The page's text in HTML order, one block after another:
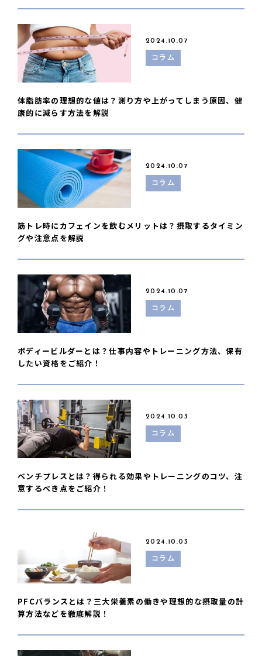
2024.10.07
コラム
体脂肪率の理想的な値は？測り方や上がってしまう原因、健
康的に減らす方法を解説
2024.10.07
コラム
筋トレ時にカフェインを飲むメリットは？摂取するタイミン
グや注意点を解説
2024.10.07
コラム
ボディービルダーとは？仕事内容やトレーニング方法、保有
したい資格をご紹介！
2024.10.03
コラム
ベンチプレスとは？得られる効果やトレーニングのコツ、注
意するべき点をご紹介！
2024.10.03
コラム
PFCバランスとは？三大栄養素の働きや理想的な摂取量の計
算方法などを徹底解説！